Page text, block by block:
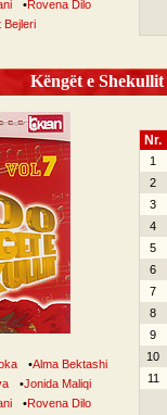
•Rovena Dilo
Bejleri
Këngët e
•Alma Bektashi
•Jonida Maliqi
•Rovena Dilo
Nr.
1
2
3
4
5
6
7
8
9
10
11